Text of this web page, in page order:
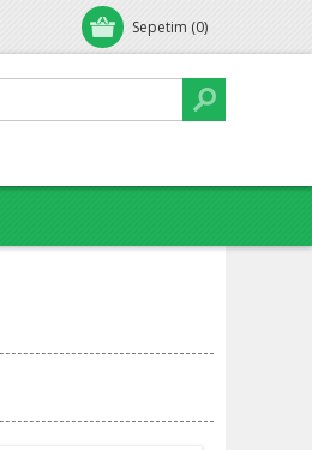
Sepetim (0)